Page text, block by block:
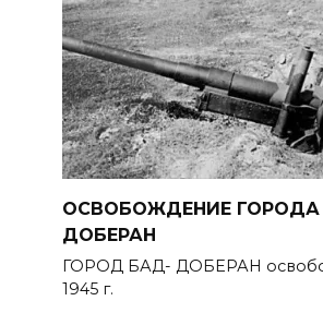
ОСВОБОЖДЕНИЕ
ДОБЕРАН
ГОРОД БАД- ДОБЕРАН
1945 г.